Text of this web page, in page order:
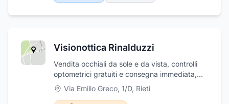
Visionottica Rinalduzzi
Vendita occhiali da sole e da vista, controlli
optometrici gratuiti e consegna immediata,
applicazione lenti a contatto
Via Emilio Greco, 1/D, Rieti